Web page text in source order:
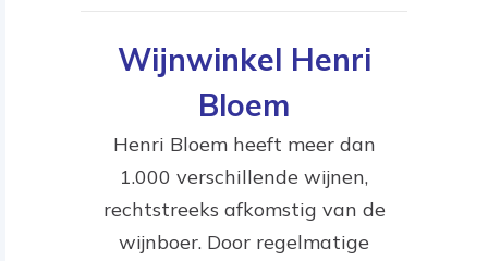
Wijnwinkel Henri
Bloem
Henri Bloem heeft meer dan
1.000 verschillende wijnen,
rechtstreeks afkomstig van de
wijnboer. Door regelmatige